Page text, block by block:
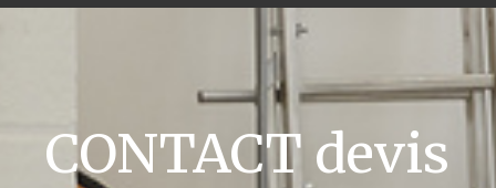
CONTACT devis